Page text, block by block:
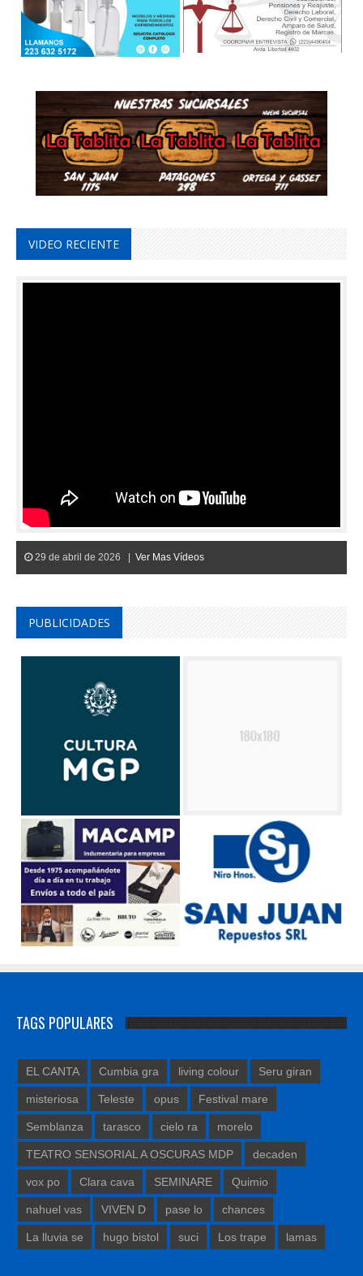
VIDEO RECIENTE
29 de abril de 2026 | Ver Mas Vídeos
PUBLICIDADES
TAGS POPULARES
EL CANTA Cumbia gra living colour Seru giran
misteriosa Teleste opus Festival mare
Semblanza tarasco cielo ra morelo
TEATRO SENSORIAL A OSCURAS MDP decaden
vox po Clara cava SEMINARE Quimio
nahuel vas VIVEN D pase lo chances
La lluvia se hugo bistol suci Los trape lamas